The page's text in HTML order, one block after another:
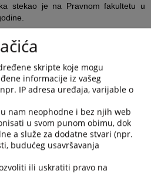
stekao je na Pravnom fakultetu u
je u Komunalnom uredu za
1966. godine nakon čega je 1971.
BiH Filijala Zenica, te od 1972.
Zenica na poslovima visoke stručne
rada Zenica radio je u periodu od
godine.
pravosudnog ispita Republičkog
Sarajevo položio je
godine.
skripte koje mogu
informacije iz vašeg
IP adresa uređaja, varijable o
nam neophodne i bez njih web
u svom punom obimu, dok
a služe za dodatne stvari (npr.
budućeg usavršavanja
ili uskratiti pravo na